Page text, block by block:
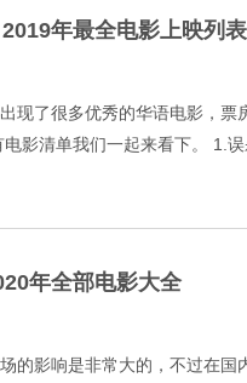
年最全电影上映列表
现了很多优秀的华语电影，票
影清单我们一起来看下。 1.误
年全部电影大全
的影响是非常大的，不过在国